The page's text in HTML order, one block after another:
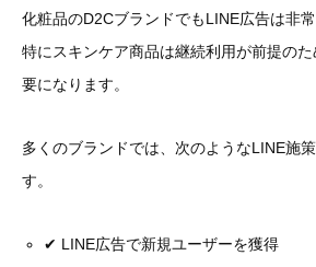
化粧品のD2CブランドでもLINE広告は非常
特にスキンケア商品は継続利用が前提の
要になります。
多くのブランドでは、次のようなLINE施
す。
✔ LINE広告で新規ユーザーを獲得